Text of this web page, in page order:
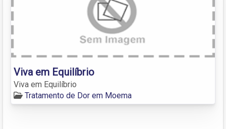
Viva em Equilíbrio
Viva em Equilíbrio
Tratamento de Dor em Moema